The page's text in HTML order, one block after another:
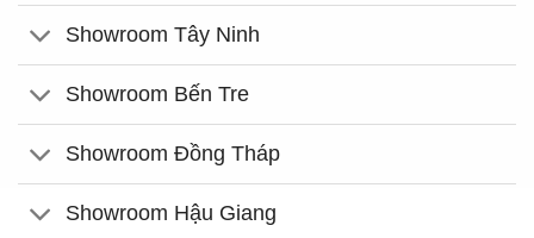
Showroom Tây Ninh
Showroom Bến Tre
Showroom Đồng Tháp
Showroom Hậu Giang